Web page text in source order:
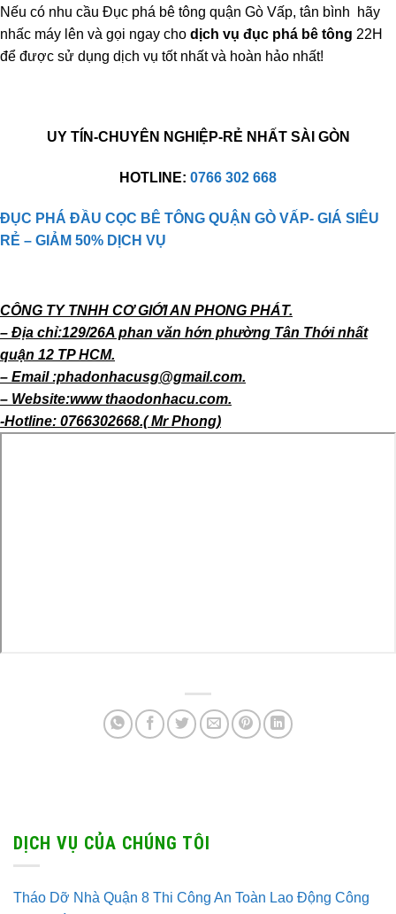
Nếu có nhu cầu Đục phá bê tông quận Gò Vấp, tân bình hãy
nhấc máy lên và gọi ngay cho dịch vụ đục phá bê tông 22H
để được sử dụng dịch vụ tốt nhất và hoàn hảo nhất!
UY TÍN-CHUYÊN NGHIỆP-RẺ NHẤT SÀI GÒN
HOTLINE: 0766 302 668
ĐỤC PHÁ ĐẦU CỌC BÊ TÔNG QUẬN GÒ VẤP- GIÁ SIÊU
RẺ – GIẢM 50% DỊCH VỤ
CÔNG TY TNHH CƠ GIỚI AN PHONG PHÁT.
– Địa chỉ:129/26A phan văn hớn phường Tân Thới nhất
quận 12 TP HCM.
– Email :phadonhacusg@gmail.com.
– Website:www thaodonhacu.com.
-Hotline: 0766302668.( Mr Phong)
DỊCH VỤ CỦA CHÚNG TÔI
Tháo Dỡ Nhà Quận 8 Thi Công An Toàn Lao Động Công